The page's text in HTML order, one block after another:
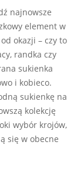
najnowsze
element w
okazji – czy to
randka czy
sukienka
i kobieco.
sukienkę na
kolekcję
wybór krojów,
się w obecne